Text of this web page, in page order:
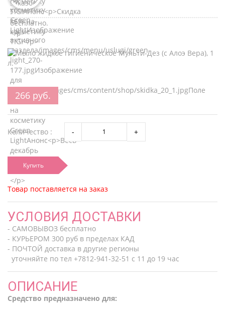
266 руб.
Количество :
Купить
Товар поставляется на заказ
УСЛОВИЯ ДОСТАВКИ
- САМОВЫВОЗ бесплатно
- КУРЬЕРОМ 300 руб в пределах КАД
- ПОЧТОЙ доставка в другие регионы
уточняйте по тел +7812-941-32-51 с 11 до 19 час
ОПИСАНИЕ
Средство предназначено для: